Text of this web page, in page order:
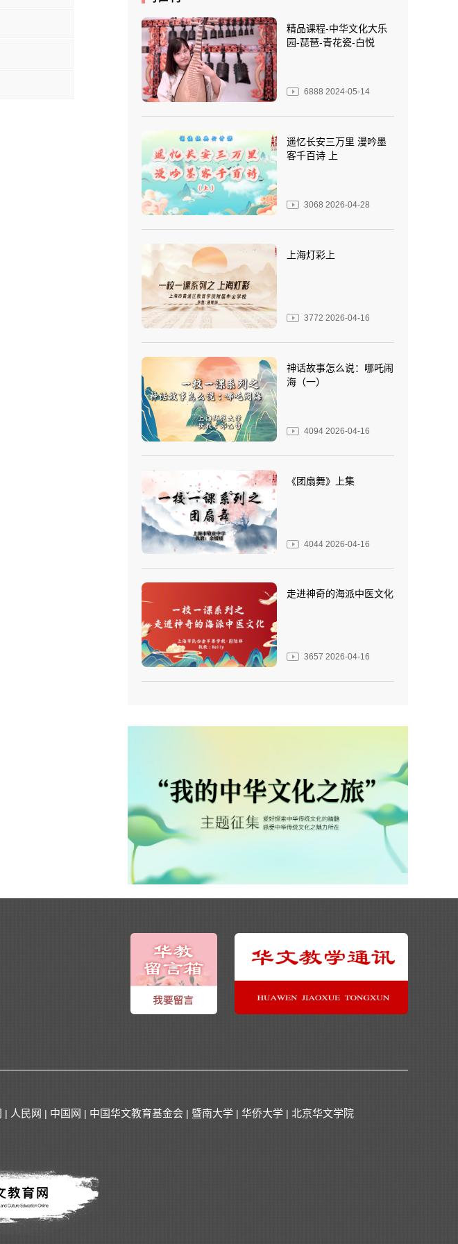
精品课程-中华文化大乐
园-琵琶-青花瓷-白悦
6888 2024-05-14
遥忆长安三万里 漫吟墨
客千百诗 上
3068 2026-04-28
上海灯彩上
3772 2026-04-16
神话故事怎么说：哪吒闹
海（一）
4094 2026-04-16
《团扇舞》上集
4044 2026-04-16
走进神奇的海派中医文化
3657 2026-04-16
| 人民网 | 中国网 | 中国华文教育基金会 | 暨南大学 | 华侨大学 | 北京华文学院